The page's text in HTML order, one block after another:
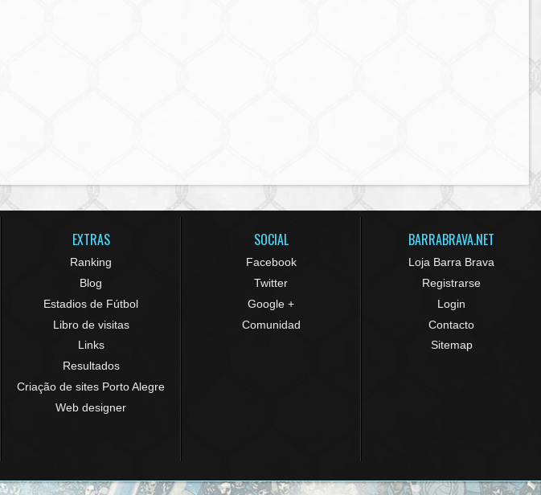
EXTRAS
Ranking
Blog
Estadios de Fútbol
Libro de visitas
Links
Resultados
Criação de sites Porto Alegre
Web designer
SOCIAL
Facebook
Twitter
Google +
Comunidad
BARRABRAVA.NET
Loja Barra Brava
Registrarse
Login
Contacto
Sitemap